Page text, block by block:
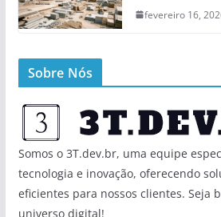
fevereiro 16,
Sobre Nós
Somos o 3T.dev.br, uma equipe
tecnologia e inovação, oferecendo
eficientes para nossos clientes. Seja
universo digital!